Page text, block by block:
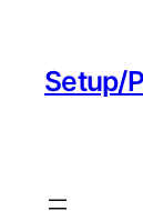
Setup/